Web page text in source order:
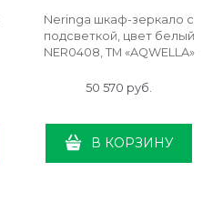
Neringa шкаф-зеркало с
подсветкой, цвет белый
NER0408, ТМ «AQWELLA»
50 570 руб.
В КОРЗИНУ